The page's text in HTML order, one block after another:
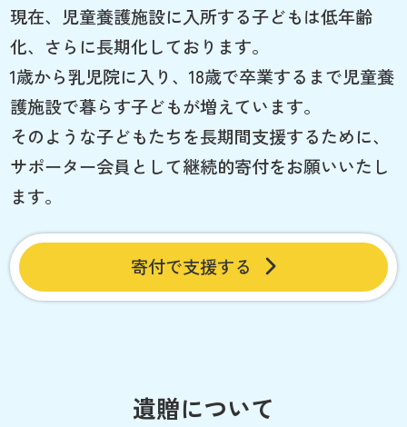
現在、児童養護施設に入所する子どもは低年齢
化、さらに長期化しております。
1歳から乳児院に入り、18歳で卒業するまで児童養
護施設で暮らす子どもが増えています。
そのような子どもたちを長期間支援するために、
サポーター会員として継続的寄付をお願いいたし
ます。
寄付で支援する
遺贈について